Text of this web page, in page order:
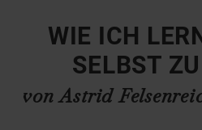
WIE ICH
SELBST
von Astrid